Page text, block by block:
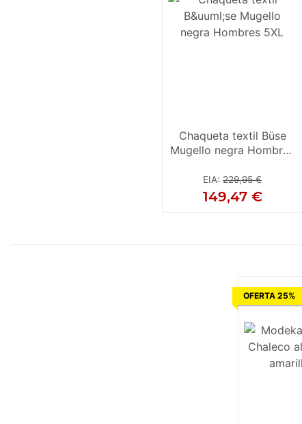
Chaqueta textil Büse
Mugello negra Hombres
EIA: 229,95 €
149,47 €
OFERTA 25%